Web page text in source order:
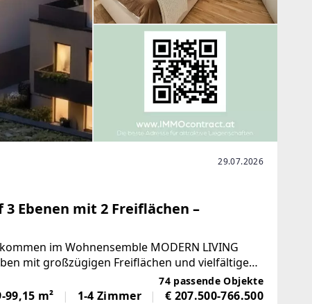
29.07.2026
Ebenen mit 2 Freiflächen –
im Wohnensemble MODERN LIVING
mit großzügigen Freiflächen und vielfältigen
74 passende Objekte
99,15 m² 1-4 Zimmer € 207.500-766.500